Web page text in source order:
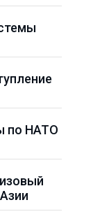
по НАТО